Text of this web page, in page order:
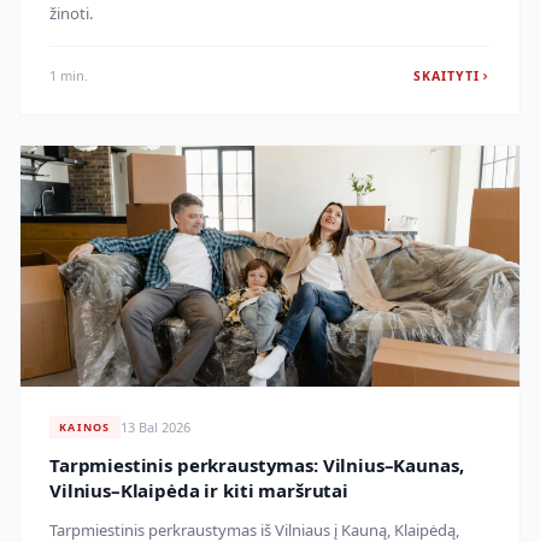
žinoti.
1 min. SKAITYTI
KAINOS 13 Bal 2026
Tarpmiestinis perkraustymas: Vilnius–Kaunas,
Vilnius–Klaipėda ir kiti maršrutai
Tarpmiestinis perkraustymas iš Vilniaus į Kauną, Klaipėdą,